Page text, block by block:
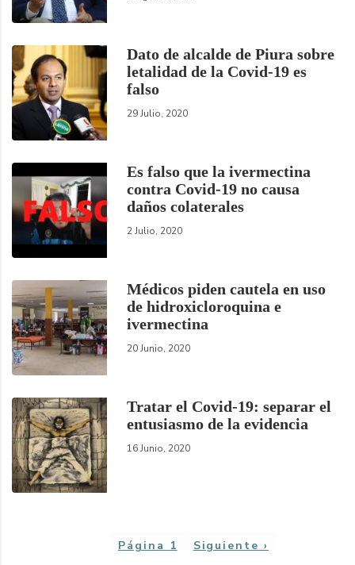
Dato de alcalde de Piura sobre
letalidad de la Covid-19 es
falso
29 Julio, 2020
Es falso que la ivermectina
contra Covid-19 no causa
daños colaterales
2 Julio, 2020
Médicos piden cautela en uso
de hidroxicloroquina e
ivermectina
20 Junio, 2020
Tratar el Covid-19: separar el
entusiasmo de la evidencia
16 Junio, 2020
Página 1 Siguiente
página
Siguiente ›